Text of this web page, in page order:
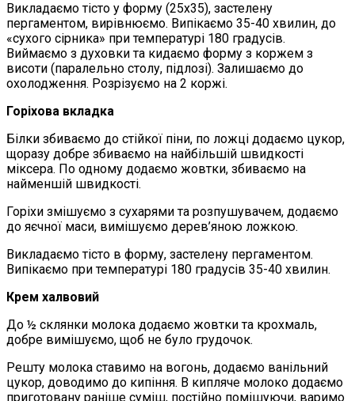
Викладаємо тісто у форму (25х35), застелену
пергаментом, вирівнюємо. Випікаємо 35-40 хвилин, до
«сухого сірника» при температурі 180 градусів.
Виймаємо з духовки та кидаємо форму з коржем з
висоти (паралельно столу, підлозі). Залишаємо до
охолодження. Розрізуємо на 2 коржі.
Горіхова вкладка
Білки збиваємо до стійкої піни, по ложці додаємо цукор,
щоразу добре збиваємо на найбільшій швидкості
міксера. По одному додаємо жовтки, збиваємо на
найменшій швидкості.
Горіхи змішуємо з сухарями та розпушувачем, додаємо
до яєчної маси, вимішуємо дерев’яною ложкою.
Викладаємо тісто в форму, застелену пергаментом.
Випікаємо при температурі 180 градусів 35-40 хвилин.
Крем халвовий
До ½ склянки молока додаємо жовтки та крохмаль,
добре вимішуємо, щоб не було грудочок.
Решту молока ставимо на вогонь, додаємо ванільний
цукор, доводимо до кипіння. В кипляче молоко додаємо
приготовану раніше суміш, постійно помішуючи, варимо